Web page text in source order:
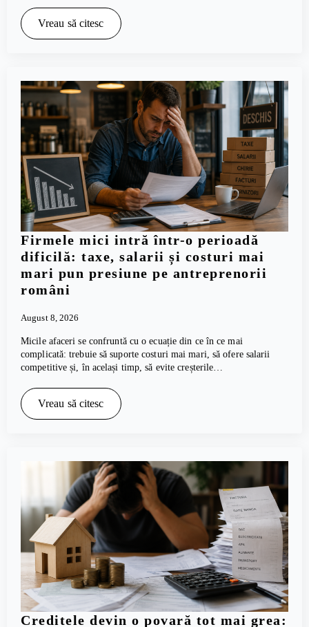
Vreau să citesc
Firmele mici intră într-o perioadă
dificilă: taxe, salarii și costuri mai
mari pun presiune pe antreprenorii
români
August 8, 2026
Micile afaceri se confruntă cu o ecuație din ce în ce mai
complicată: trebuie să suporte costuri mai mari, să ofere salarii
competitive și, în același timp, să evite creșterile…
Vreau să citesc
Creditele devin o povară tot mai grea: